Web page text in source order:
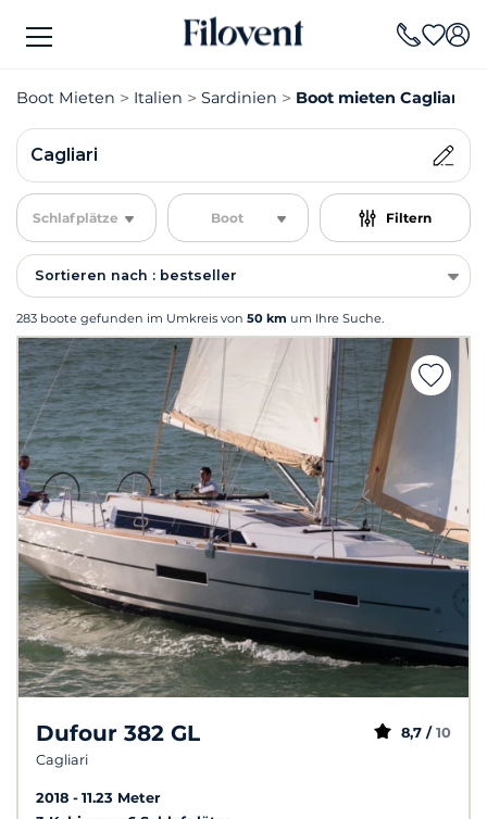
Boot Mieten Italien Sardinien Boot mieten Cagliari
Cagliari
Schlafplätze Boot Filtern
Sortieren nach : bestseller
283 boote gefunden im Umkreis von 50 km um Ihre Suche.
Dufour 382 GL
Cagliari
8,7 / 10
2018
11.23 Meter